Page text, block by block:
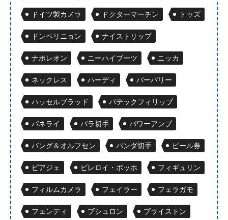
ドイツ製カメラ ドクターマーチン トッズ
ドンペリニョン ナイストリップ
ナポレオン ニーハイブーツ ニッカ
ネックレス ハーディ バーバリー
ハッセルブラッド パテックフィリップ
パネライ バラ切手 パワーアンプ
バング＆オルフセン パンダ切手 ビール券
ピアジェ ビレロイ・ボッホ フィギュリン
フィルムカメラ フェイラー フェラガモ
フェンディ ブシュロン ブライストン